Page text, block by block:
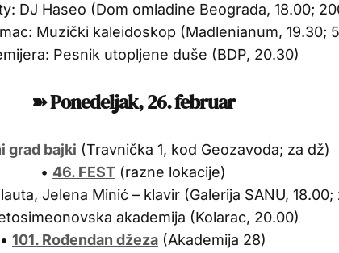
DJ Haseo (Dom omladine Beograda, 18.00;
Muzički kaleidoskop (Madlenianum, 19.30;
Pesnik utopljene duše (BDP, 20.30)
➽ Ponedeljak, 26. februar
grad bajki (Travnička 1, kod Geozavoda; za dž)
• 46. FEST (razne lokacije)
Jelena Minić – klavir (Galerija SANU, 18.00;
akademija (Kolarac, 20.00)
• 101. Rođendan džeza (Akademija 28)